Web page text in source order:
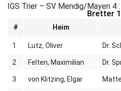
IGS Trier – SV Mendig/Mayen 4
Bretter
# Heim
1 Lutz, Oliver Dr.
2 Felten, Maximilian Dr.
3 von Klitzing, Elgar